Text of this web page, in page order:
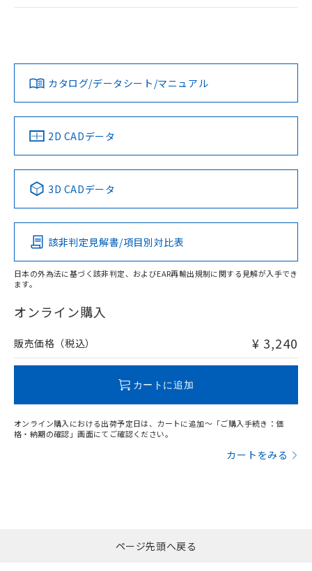
ログイン/会員登録
ダウンロードデータをご利用いただく前に、以下を必ずお読
みください。
ソフトウェアの使用条件
EU RoHS 注意事項・凡例
対応済み
中国 RoHS 注意事項・凡例
Pb Hg Cd Cr(VI)
O
在庫等で未対応品が混在する可能性があります。
問い合わせください。
LR型式承認
（イギリス
船舶規格）
DNV型式承認
（ノルウェー
BV型式承認
（フランス
KR型式
（韓国
No No No No
この製品の規格認証/適合状況ページへ
その他の認証はこちらのページからご検索ください
カタログ/データシート/マニュアル
2D CADデータ
3D CADデータ
該非判定見解書/項目別対比表
日本の外為法に基づく該非判定、およびEAR再輸出規制に関する見解が入手でき
ます。
オンライン購入
販売価格（税込） ¥ 3,240
カートに追加
オンライン購入における出荷予定日は、カートに追加～「ご購入手続き：価
格・納期の確認」画面にてご確認ください。
カートをみる
ページ先頭へ戻る